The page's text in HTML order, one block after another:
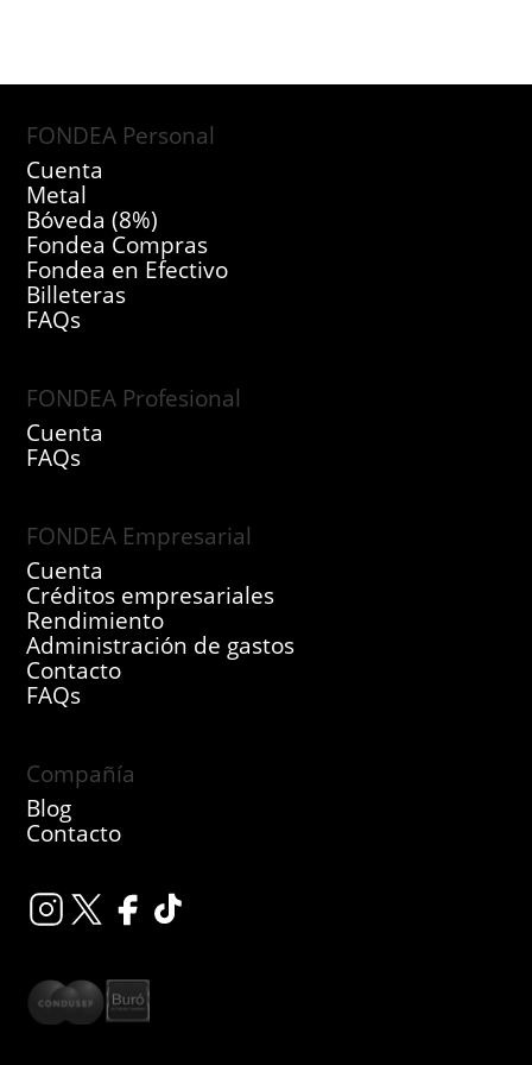
FONDEA Personal
Cuenta
Metal
Bóveda (8%)
Fondea Compras
Fondea en Efectivo
Billeteras
FAQs
FONDEA Profesional
Cuenta
FAQs
FONDEA Empresarial
Cuenta
Créditos empresariales
Rendimiento
Administración de gastos
Contacto
FAQs
Compañía
Blog
Contacto